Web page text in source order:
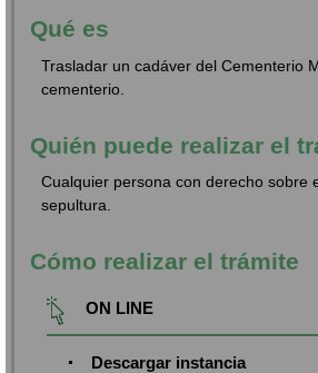
Qué es
Trasladar un cadáver del Cementerio
cementerio.
Quién puede realizar el
Cualquier persona con derecho sobre
sepultura.
Cómo realizar el trámite
ON LINE
Descargar instancia